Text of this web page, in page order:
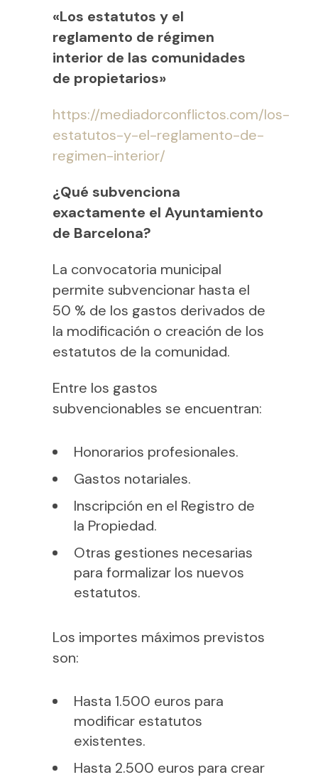
«Los estatutos y el
reglamento de régimen
interior de las comunidades
de propietarios»
https://mediadorconflictos.com/los-
estatutos-y-el-reglamento-de-
regimen-interior/
¿Qué subvenciona
exactamente el Ayuntamiento
de Barcelona?
La convocatoria municipal
permite subvencionar hasta el
50 % de los gastos derivados de
la modificación o creación de los
estatutos de la comunidad.
Entre los gastos
subvencionables se encuentran:
Honorarios profesionales.
Gastos notariales.
Inscripción en el Registro de
la Propiedad.
Otras gestiones necesarias
para formalizar los nuevos
estatutos.
Los importes máximos previstos
son:
Hasta 1.500 euros para
modificar estatutos
existentes.
Hasta 2.500 euros para crear